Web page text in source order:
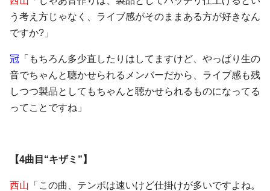
う考え方じゃなく、ライブ感がそのままある方が好きなん
ですか?」
冠 「もちろん多少直したりはしてますけど、やっぱり生の
音でちゃんと聴かせられるメンバーだから、ライブ感も残
しつつ製品としてもちゃんと聴かせられるものになってる
ってことですね」
【4曲目“キザミ”】
西山 「この曲、テンポは速いけど仕掛けが多いですよね。